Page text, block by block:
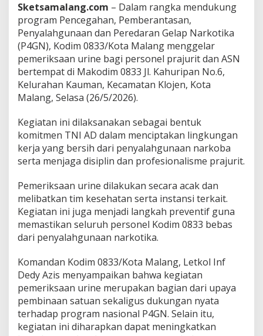
a
n
U
r
i
n
e
U
n
k
M
e
n
d
k
u
n
g
P
g
r
a
m
P
4
G
Sketsamalang.com – Dalam rangka mendukung
program Pencegahan, Pemberantasan,
Penyalahgunaan dan Peredaran Gelap Narkotika
(P4GN), Kodim 0833/Kota Malang menggelar
pemeriksaan urine bagi personel prajurit dan ASN
bertempat di Makodim 0833 Jl. Kahuripan No.6,
Kelurahan Kauman, Kecamatan Klojen, Kota
Malang, Selasa (26/5/2026).
Kegiatan ini dilaksanakan sebagai bentuk
komitmen TNI AD dalam menciptakan lingkungan
kerja yang bersih dari penyalahgunaan narkoba
serta menjaga disiplin dan profesionalisme prajurit.
Pemeriksaan urine dilakukan secara acak dan
melibatkan tim kesehatan serta instansi terkait.
Kegiatan ini juga menjadi langkah preventif guna
memastikan seluruh personel Kodim 0833 bebas
dari penyalahgunaan narkotika.
Komandan Kodim 0833/Kota Malang, Letkol Inf
Dedy Azis menyampaikan bahwa kegiatan
pemeriksaan urine merupakan bagian dari upaya
pembinaan satuan sekaligus dukungan nyata
terhadap program nasional P4GN. Selain itu,
kegiatan ini diharapkan dapat meningkatkan